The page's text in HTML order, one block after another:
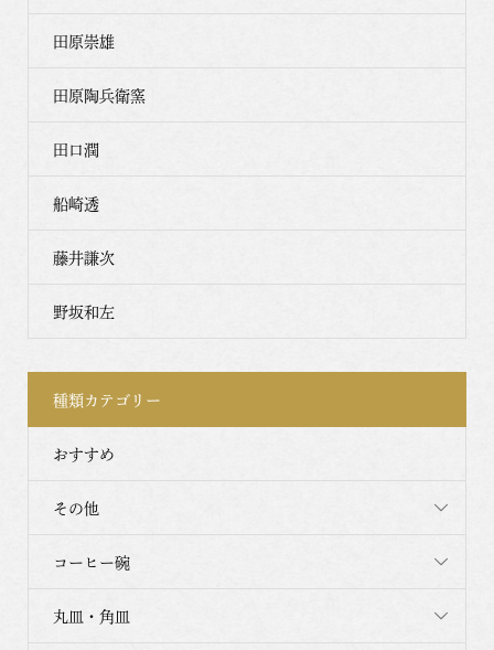
田原崇雄
田原陶兵衛窯
田口潤
船崎透
藤井謙次
野坂和左
種類カテゴリー
おすすめ
その他
コーヒー碗
丸皿・角皿